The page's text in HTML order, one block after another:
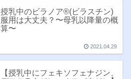
授乳中のビラノア®︎(ビラスチン)
服用は大丈夫？〜母乳以降量の概
算〜
2021.04.29
【授乳中にフェキソフェナジン、